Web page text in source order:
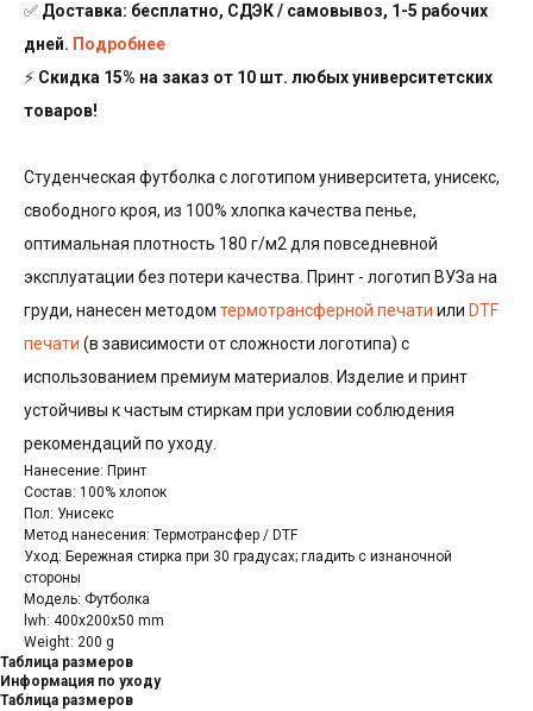
✅ Доставка: бесплатно, СДЭК / самовывоз, 1-5 рабочих
дней. Подробнее
⚡ Скидка 15% на заказ от 10 шт. любых университетских
товаров!
Студенческая футболка с логотипом университета, унисекс,
свободного кроя, из 100% хлопка качества пенье,
оптимальная плотность 180 г/м2 для повседневной
эксплуатации без потери качества. Принт - логотип ВУЗа на
груди, нанесен методом термотрансферной печати или DTF
печати (в зависимости от сложности логотипа) с
использованием премиум материалов. Изделие и принт
устойчивы к частым стиркам при условии соблюдения
рекомендаций по уходу.
Нанесение: Принт
Состав: 100% хлопок
Пол: Унисекс
Метод нанесения: Термотрансфер / DTF
Уход: Бережная стирка при 30 градусах; гладить с изнаночной
стороны
Модель: Футболка
lwh: 400x200x50 mm
Weight: 200 g
Таблица размеров
Информация по уходу
Таблица размеров